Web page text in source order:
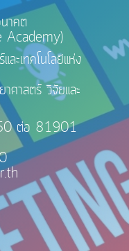
าคต
Academy)
ะเทคโนโลยีแห่ง
ศาสตร์ วิจัยและ
ต่อ 81901